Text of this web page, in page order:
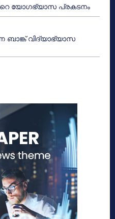
യോഗഭ്യാസ പ്രകടനം
വിദ്യാഭ്യാസ